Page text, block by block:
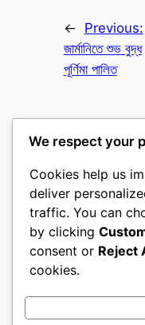
←
Previous:
জার্মানিতে শুভ বুদ্ধ
পূর্ণিমা পালিত
বুড্ডিস্ট নিউজ পোর্টাল
তথাগত অনলাইন
About
We respect your
Cookies help us
deliver
traffic. You can
by clicking
consent or Reject
cookies.